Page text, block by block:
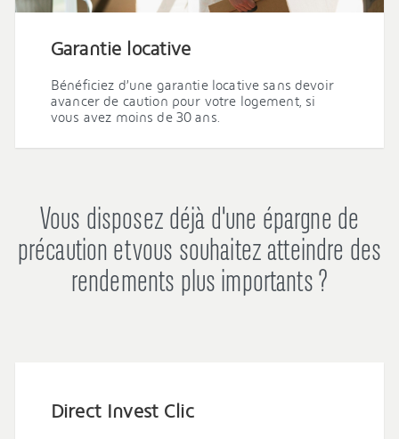
Garantie locative
Bénéficiez d’une garantie locative sans devoir
avancer de caution pour votre logement, si
vous avez moins de 30 ans.
Vous disposez déjà d'une épargne de
précaution et vous souhaitez atteindre des
rendements plus importants ?
Direct Invest Clic